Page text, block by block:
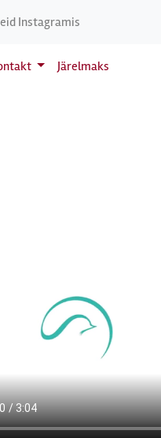
Instagramis
Järelmaks